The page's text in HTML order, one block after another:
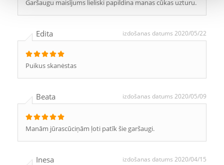
Garšaugu maisījums lieliski papildina manas cūkas uzturu.
Edita izdošanas datums 2020/05/22
Puikus skanėstas
Beata izdošanas datums 2020/05/09
Manām jūrascūciņām ļoti patīk šie garšaugi.
Inesa izdošanas datums 2020/04/15